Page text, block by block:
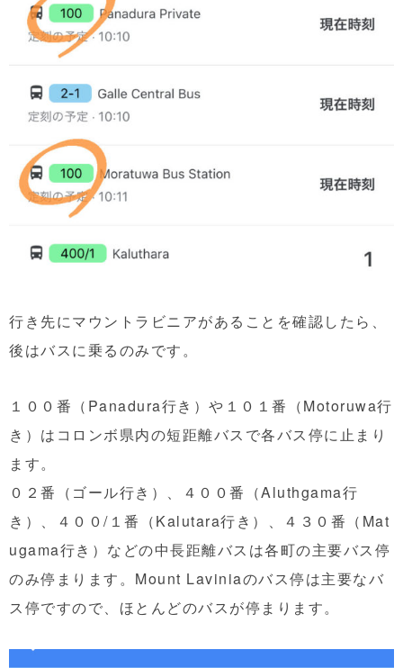
行き先にマウントラビニアがあることを確認したら、
後はバスに乗るのみです。
１００番（Panadura行き）や１０１番（Motoruwa行
き）はコロンボ県内の短距離バスで各バス停に止まり
ます。
０２番（ゴール行き）、４００番（Aluthgama行
き）、４００/１番（Kalutara行き）、４３０番（Mat
ugama行き）などの中長距離バスは各町の主要バス停
のみ停まります。Mount Laviniaのバス停は主要なバ
ス停ですので、ほとんどのバスが停まります。